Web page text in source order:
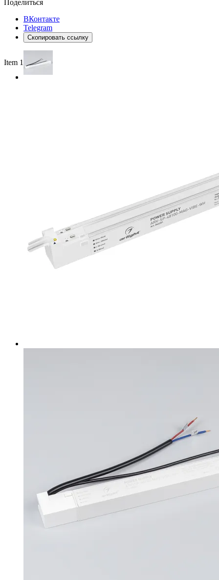
Поделиться
ВКонтакте
Telegram
Скопировать ссылку
Item 1 of 2